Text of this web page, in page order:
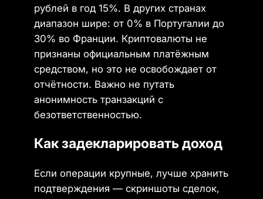
рублей в год 15%. В других странах
диапазон шире: от 0% в Португалии до
30% во Франции. Криптовалюты не
признаны официальным платёжным
средством, но это не освобождает от
отчётности. Важно не путать
анонимность транзакций с
безответственностью.
Как задекларировать доход
Если операции крупные, лучше хранить
подтверждения — скриншоты сделок,